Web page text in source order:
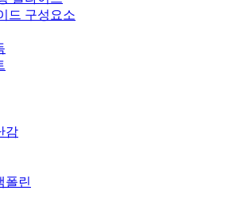
드 구성요소
감
폴린